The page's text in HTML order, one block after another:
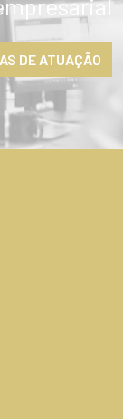
DE ATUAÇÃO